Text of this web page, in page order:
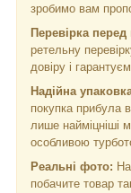
зробимо вам
Перевірка
ретельну
довіру і
Надійна
покупка прибула
лише найміцніші
особливою
Реальні фото:
побачите товар